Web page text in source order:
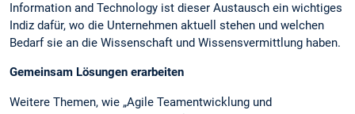
Information and Technology ist dieser Austausch ein wichtiges
Indiz dafür, wo die Unternehmen aktuell stehen und welchen
Bedarf sie an die Wissenschaft und Wissensvermittlung haben.
Gemeinsam Lösungen erarbeiten
Weitere Themen, wie „Agile Teamentwicklung und